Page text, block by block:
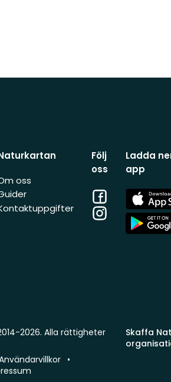
oss
Följ
oss
Facebook
Instagram
Ladda
app
App
Store
App
Store
Skaffa
2026. Alla rättigheter